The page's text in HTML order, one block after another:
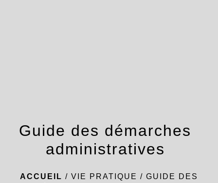
Guide des démarches
administratives
ACCUEIL / VIE PRATIQUE / GUIDE DES